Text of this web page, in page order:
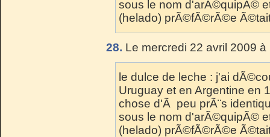
sous le nom d'arÃ©quipÃ©
(helado) prÃ©fÃ©rÃ©e
28. Le mercredi 22 avril 2009
le dulce de leche : j'ai
Uruguay et en Argentine en
chose d'Ã peu prÃ¨s
sous le nom d'arÃ©quipÃ©
(helado) prÃ©fÃ©rÃ©e